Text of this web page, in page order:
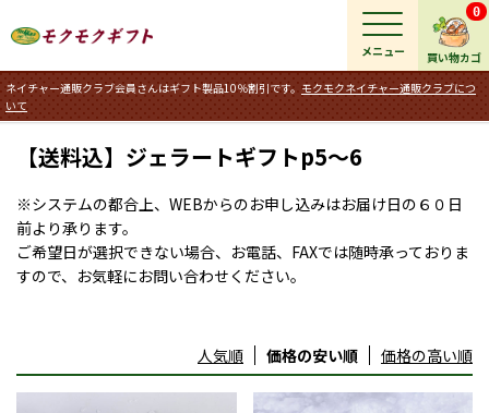
買い物カゴ
0
ネイチャー通販クラブ会員さんはギフト製品10％割引です。 モクモクネイチャー通販クラブにつ
いて
メニュー
【送料込】ジェラートギフトp5～6
※システムの都合上、WEBからのお申し込みはお届け日の６０日
前より承ります。
ご希望日が選択できない場合、お電話、FAXでは随時承っておりま
すので、お気軽にお問い合わせください。
人気順 価格の安い順 価格の高い順